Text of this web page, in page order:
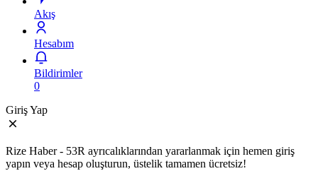
Akış
Hesabım
Bildirimler
0
Giriş Yap
Rize Haber - 53R ayrıcalıklarından yararlanmak için hemen giriş
yapın veya hesap oluşturun, üstelik tamamen ücretsiz!